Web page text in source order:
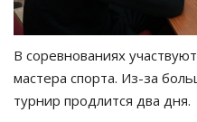
В соревнованиях
мастера спорта. Из-за
турнир продлится два дня.